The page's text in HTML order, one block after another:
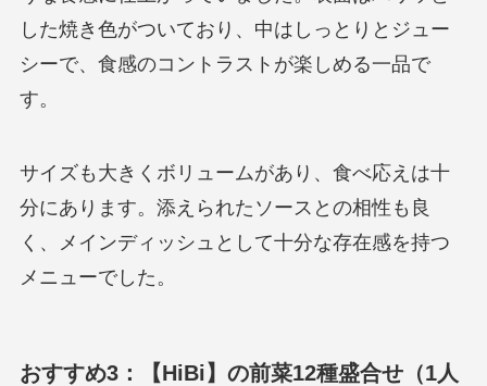
した焼き色がついており、中はしっとりとジュー
シーで、食感のコントラストが楽しめる一品で
す。
サイズも大きくボリュームがあり、食べ応えは十
分にあります。添えられたソースとの相性も良
く、メインディッシュとして十分な存在感を持つ
メニューでした。
おすすめ3：【HiBi】の前菜12種盛合せ（1人